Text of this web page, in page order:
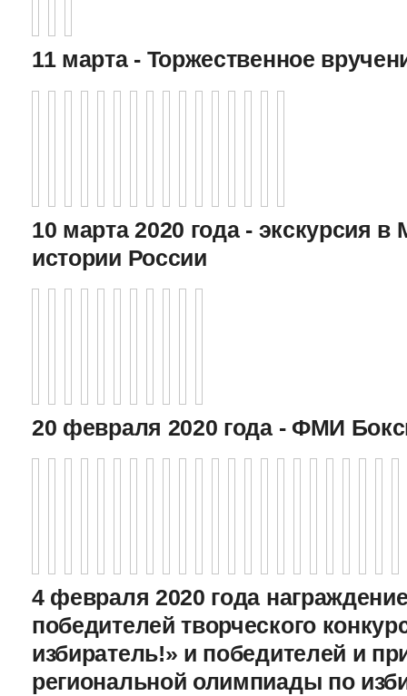
11 марта - Торжественное
10 марта 2020 года - экскурсия в
истории России
20 февраля 2020 года - ФМИ
4 февраля 2020 года
победителей творческого
избиратель!» и победителей и
региональной олимпиады по